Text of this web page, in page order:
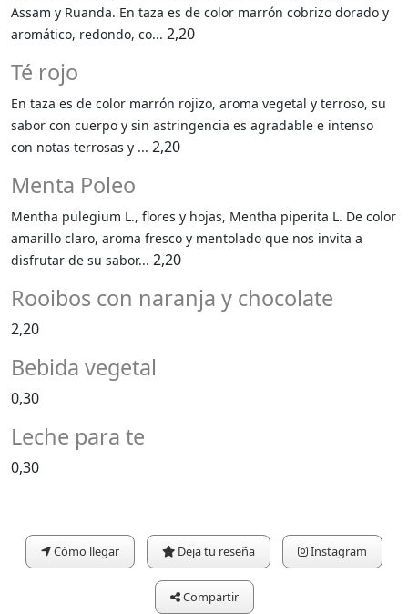
Assam y Ruanda. En taza es de color marrón cobrizo dorado y
aromático, redondo, co... 2,20
Té rojo
En taza es de color marrón rojizo, aroma vegetal y terroso, su
sabor con cuerpo y sin astringencia es agradable e intenso
con notas terrosas y ... 2,20
Menta Poleo
Mentha pulegium L., flores y hojas, Mentha piperita L. De color
amarillo claro, aroma fresco y mentolado que nos invita a
disfrutar de su sabor... 2,20
Rooibos con naranja y chocolate
2,20
Bebida vegetal
0,30
Leche para te
0,30
Cómo llegar Deja tu reseña Instagram
Compartir